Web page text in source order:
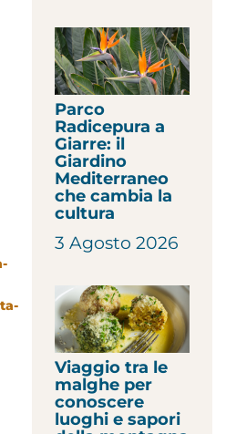
Parco
Radicepura a
Giarre: il
Giardino
Mediterraneo
che cambia la
cultura
3 Agosto 2026
Viaggio tra le
malghe per
conoscere
luoghi e sapori